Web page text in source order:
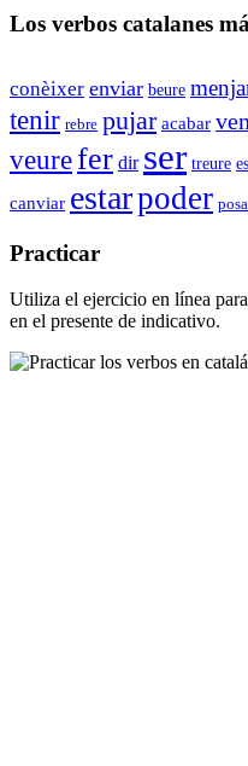
Los verbos catalanes
conèixer enviar beure
tenir rebre pujar acabar
veurefer dir ser treure
canviar estarpoder
Practicar
Utiliza el ejercicio en línea para
en el presente de indicativo.